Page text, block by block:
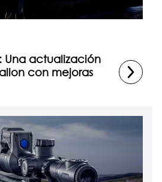
Una actualización
con mejoras